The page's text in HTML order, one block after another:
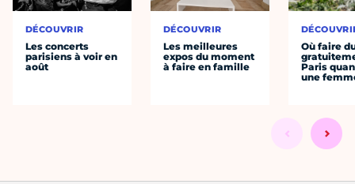
DÉCOUVRIR
Les concerts
parisiens à voir en
août
DÉCOUVRIR
Les meilleures
expos du moment
à faire en famille
Où faire
Paris
une